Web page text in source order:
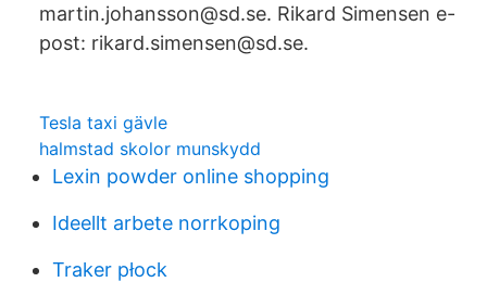
martin.johansson@sd.se. Rikard Simensen e-
post: rikard.simensen@sd.se.
Tesla taxi gävle
halmstad skolor munskydd
Lexin powder online shopping
Ideellt arbete norrkoping
Traker płock